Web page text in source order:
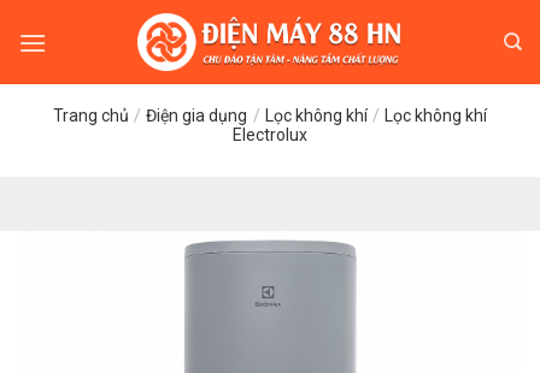
Trang chủ / Điện gia dụng / Lọc không khí /
Lọc không khí
Electrolux